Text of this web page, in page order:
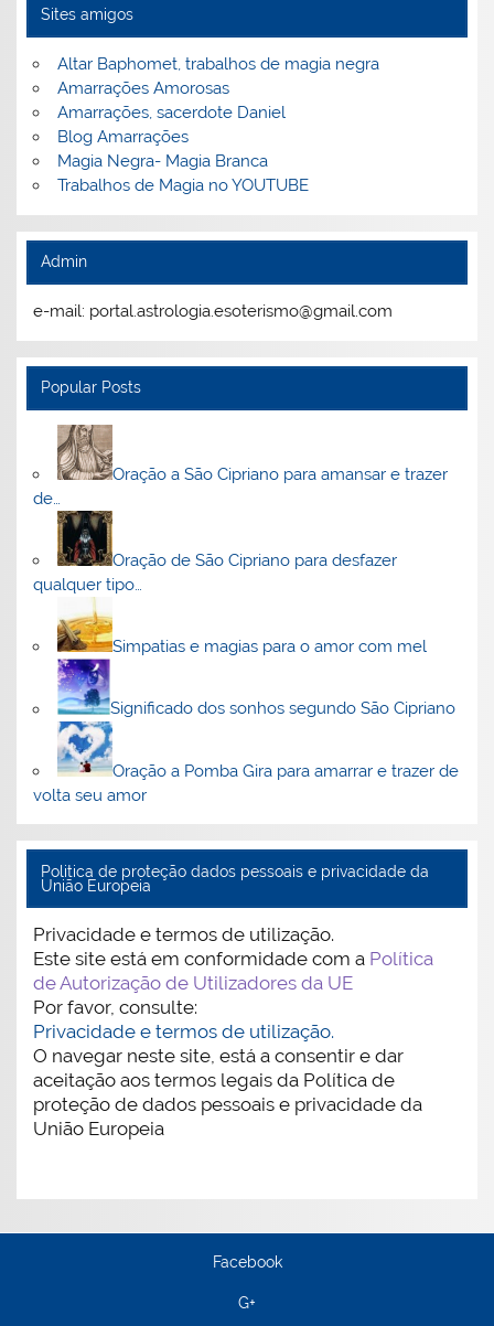
Sites amigos
Altar Baphomet, trabalhos de magia negra
Amarrações Amorosas
Amarrações, sacerdote Daniel
Blog Amarrações
Magia Negra- Magia Branca
Trabalhos de Magia no YOUTUBE
Admin
e-mail: portal.astrologia.esoterismo@gmail.com
Popular Posts
Oração a São Cipriano para amansar e trazer
de…
Oração de São Cipriano para desfazer
qualquer tipo…
Simpatias e magias para o amor com mel
Significado dos sonhos segundo São Cipriano
Oração a Pomba Gira para amarrar e trazer de
volta seu amor
Politica de proteção dados pessoais e privacidade da
União Europeia
Privacidade e termos de utilização.
Este site está em conformidade com a Política
de Autorização de Utilizadores da UE
Por favor, consulte:
Privacidade e termos de utilização.
O navegar neste site, está a consentir e dar
aceitação aos termos legais da Política de
proteção de dados pessoais e privacidade da
União Europeia
Facebook
G+